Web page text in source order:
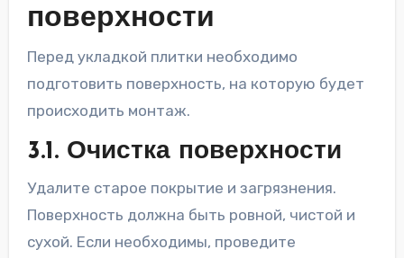
поверхности
Перед укладкой плитки необходимо
подготовить поверхность, на которую будет
происходить монтаж.
3.1. Очистка поверхности
Удалите старое покрытие и загрязнения.
Поверхность должна быть ровной, чистой и
сухой. Если необходимы, проведите